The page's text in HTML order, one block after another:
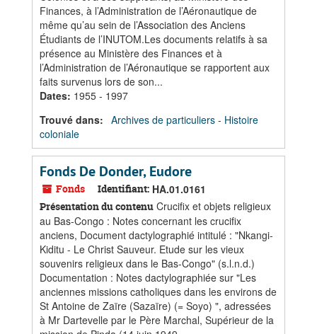
Finances, à l’Administration de l’Aéronautique de
même qu’au sein de l’Association des Anciens
Étudiants de l’INUTOM.Les documents relatifs à sa
présence au Ministère des Finances et à
l’Administration de l’Aéronautique se rapportent aux
faits survenus lors de son...
Dates: 1955 - 1997
Trouvé dans: Archives de particuliers - Histoire
coloniale
Fonds De Donder, Eudore
Fonds Identifiant: HA.01.0161
Présentation du contenu Crucifix et objets religieux
au Bas-Congo : Notes concernant les crucifix
anciens, Document dactylographié intitulé : "Nkangi-
Kiditu - Le Christ Sauveur. Etude sur les vieux
souvenirs religieux dans le Bas-Congo" (s.l.n.d.)
Documentation : Notes dactylographiée sur "Les
anciennes missions catholiques dans les environs de
St Antoine de Zaïre (Sazaïre) (= Soyo) ", adressées
à Mr Dartevelle par le Père Marchal, Supérieur de la